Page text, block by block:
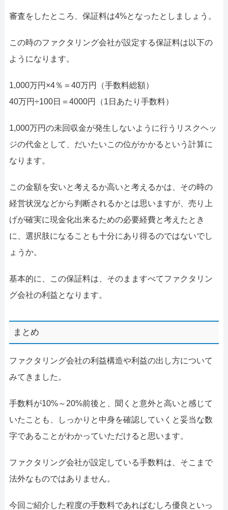
審査をしたところ、保証料は4%となったとしましょう。
この時のファクタリング会社が設定する保証料は以下の
ようになります。
1,000万円×4％＝40万円（手数料総額）
40万円÷100日＝4000円（1日あたり手数料）
1,000万円の未回収金が発生しないように行うリスクヘッ
ジの代金として、だいたいこの位がかかるという計算に
なります。
この金額を安いと考えるか高いと考えるかは、その時の
経営状況などから判断されるかとは思いますが、売り上
げが確実に現金化出来るための必要経費と考えたとき
に、選択肢になることも十分にあり得るのではないでし
ょうか。
基本的に、この保証料は、そのまますべてファクタリン
グ会社の利益となります。
まとめ
ファクタリング会社の利益構造や利益の出し方について
みてきました。
手数料が10%～20%前後と、聞くと意外と高いと感じて
いたことも、しっかりと中身を確認していくと妥当な数
字であることがわかっていただけると思います。
ファクタリング会社が設定している手数料は、そこまで
法外なものではありません。
今回ご紹介した程度の手数料であればむしろ優良といっ